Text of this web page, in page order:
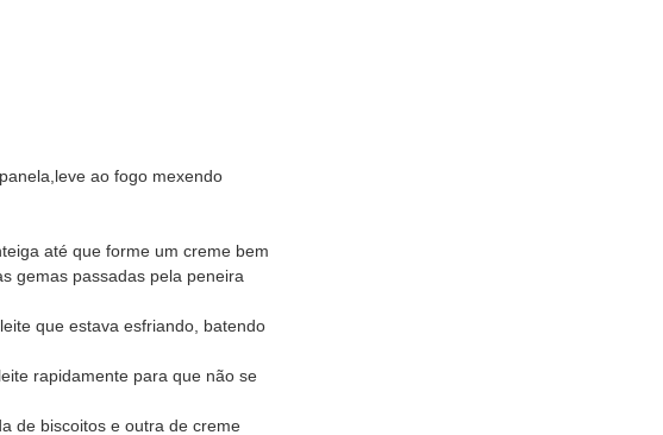
ao fogo mexendo
até que forme um creme bem
gemas passadas pela peneira
que estava esfriando, batendo
rapidamente para que não se
de biscoitos e outra de creme